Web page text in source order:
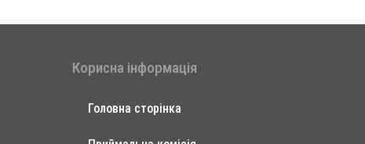
Корисна інформація
Головна сторінка